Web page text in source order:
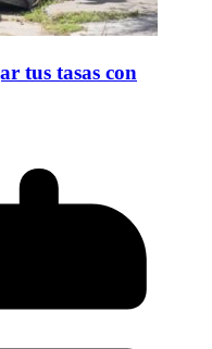
tus tasas con